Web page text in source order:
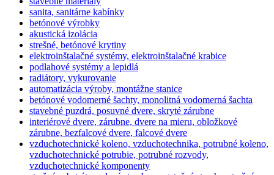
sanita, sanitárne kabínky
betónové výrobky
akustická izolácia
strešné, betónové krytiny
elektroinštalačné systémy, elektroinštalačné krabice
podlahové systémy a lepidlá
radiátory, vykurovanie
automatizácia výroby, montážne stanice
betónové vodomerné šachty, monolitná vodomerná šachta
stavebné puzdrá, posuvné dvere, skryté zárubne
interiérové dvere, zárubne, dvere na mieru, obložkové
zárubne, bezfalcové dvere, falcové dvere
vzduchotechnické koleno, vzduchotechnika, potrubné koleno,
vzduchotechnické potrubie, potrubné rozvody,
vzduchotechnické komponenty